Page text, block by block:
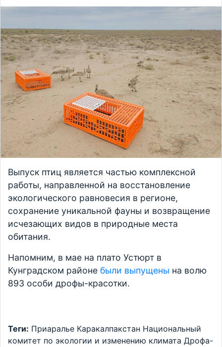
Выпуск птиц является частью комплексной
работы, направленной на восстановление
экологического равновесия в регионе,
сохранение уникальной фауны и возвращение
исчезающих видов в природные места
обитания.
Напомним, в мае на плато Устюрт в
Кунградском районе были выпущены на волю
893 особи дрофы-красотки.
Теги: Приаралье Каракалпакстан Национальный
комитет по экологии и изменению климата Дрофа-